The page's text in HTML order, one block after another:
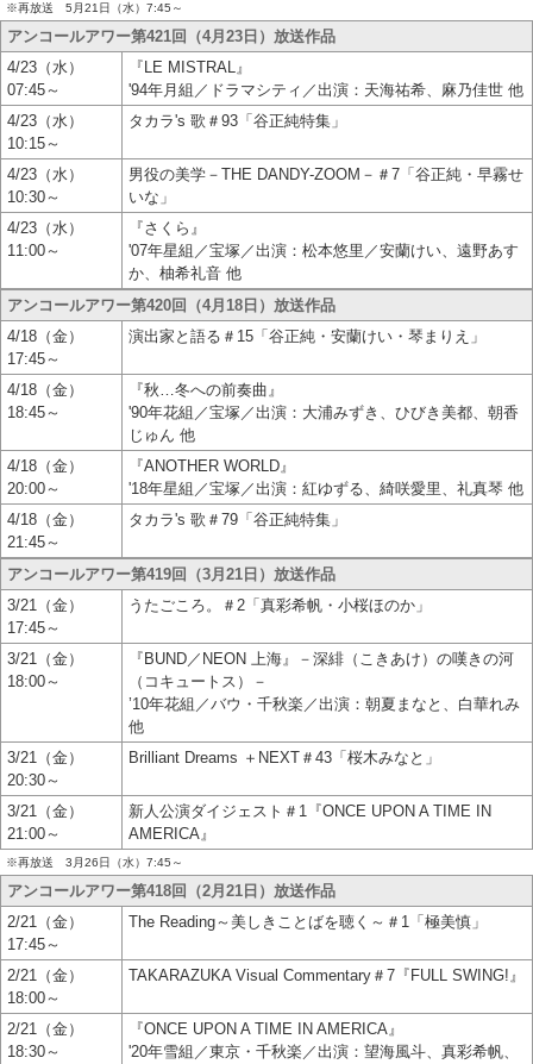
※再放送 5月21日（水）7:45～
アンコールアワー第421回（4月23日）放送作品
4/23（水）
07:45～
『LE MISTRAL』
'94年月組／ドラマシティ／出演：天海祐希、麻乃佳世 他
4/23（水）
10:15～
タカラ's 歌＃93「谷正純特集」
4/23（水）
10:30～
男役の美学－THE DANDY-ZOOM－＃7「谷正純・早霧せ
いな」
4/23（水）
11:00～
『さくら』
'07年星組／宝塚／出演：松本悠里／安蘭けい、遠野あす
か、柚希礼音 他
アンコールアワー第420回（4月18日）放送作品
4/18（金）
17:45～
演出家と語る＃15「谷正純・安蘭けい・琴まりえ」
4/18（金）
18:45～
『秋…冬への前奏曲』
'90年花組／宝塚／出演：大浦みずき、ひびき美都、朝香
じゅん 他
4/18（金）
20:00～
『ANOTHER WORLD』
'18年星組／宝塚／出演：紅ゆずる、綺咲愛里、礼真琴 他
4/18（金）
21:45～
タカラ's 歌＃79「谷正純特集」
アンコールアワー第419回（3月21日）放送作品
3/21（金）
17:45～
うたごころ。＃2「真彩希帆・小桜ほのか」
3/21（金）
18:00～
『BUND／NEON 上海』－深緋（こきあけ）の嘆きの河
（コキュートス）－
’10年花組／バウ・千秋楽／出演：朝夏まなと、白華れみ
他
3/21（金）
20:30～
Brilliant Dreams ＋NEXT＃43「桜木みなと」
3/21（金）
21:00～
新人公演ダイジェスト＃1『ONCE UPON A TIME IN
AMERICA』
※再放送 3月26日（水）7:45～
アンコールアワー第418回（2月21日）放送作品
2/21（金）
17:45～
The Reading～美しきことばを聴く～＃1「極美慎」
2/21（金）
18:00～
TAKARAZUKA Visual Commentary＃7『FULL SWING!』
2/21（金）
18:30～
『ONCE UPON A TIME IN AMERICA』
'20年雪組／東京・千秋楽／出演：望海風斗、真彩希帆、